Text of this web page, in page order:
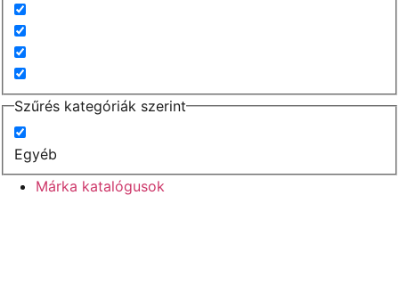
Szűrés kategóriák szerint
Egyéb
Márka katalógusok